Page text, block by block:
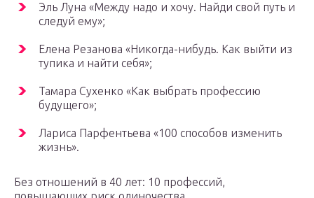
Эль Луна «Между надо и хочу. Найди свой путь и
следуй ему»;
Елена Резанова «Никогда-нибудь. Как выйти из
тупика и найти себя»;
Тамара Сухенко «Как выбрать профессию
будущего»;
Лариса Парфентьева «100 способов изменить
жизнь».
Без отношений в 40 лет: 10 профессий,